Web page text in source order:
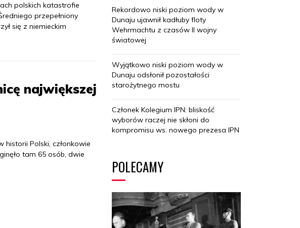
polskich katastrofie
przepełniony
się z niemieckim
największej
Polski, członkowie
tam 65 osób, dwie
Rekordowo niski poziom wody w
Dunaju ujawnił kadłuby floty
Wehrmachtu z czasów II wojny
światowej
Wyjątkowo niski poziom wody w
Dunaju odsłonił pozostałości
starożytnego mostu
Członek Kolegium IPN: bliskość
wyborów raczej nie skłoni do
kompromisu ws. nowego prezesa IPN
POLECAMY